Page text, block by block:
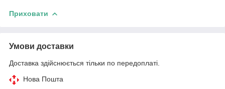
Приховати
Умови доставки
Доставка здійснюється тільки по передоплаті.
Нова Пошта